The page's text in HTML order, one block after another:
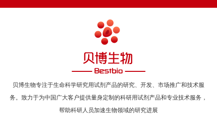
贝博生物专注于生命科学研究用试剂产品的研究、开发、市场推广和技术服
务。致力于为中国广大客户提供量身定制的科研用试剂产品和专业技术服务，
帮助科研人员加速生物领域的研究进展